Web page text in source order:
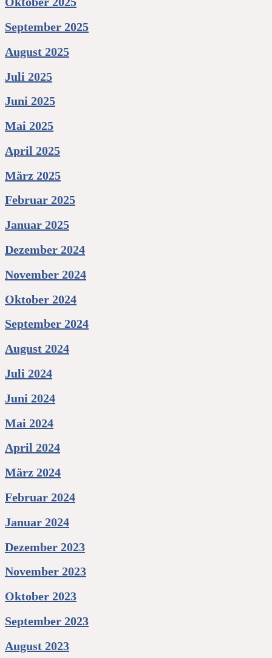
September 2025
August 2025
Juli 2025
Juni 2025
Mai 2025
April 2025
März 2025
Februar 2025
Januar 2025
Dezember 2024
November 2024
Oktober 2024
September 2024
August 2024
Juli 2024
Juni 2024
Mai 2024
April 2024
März 2024
Februar 2024
Januar 2024
Dezember 2023
November 2023
Oktober 2023
September 2023
August 2023